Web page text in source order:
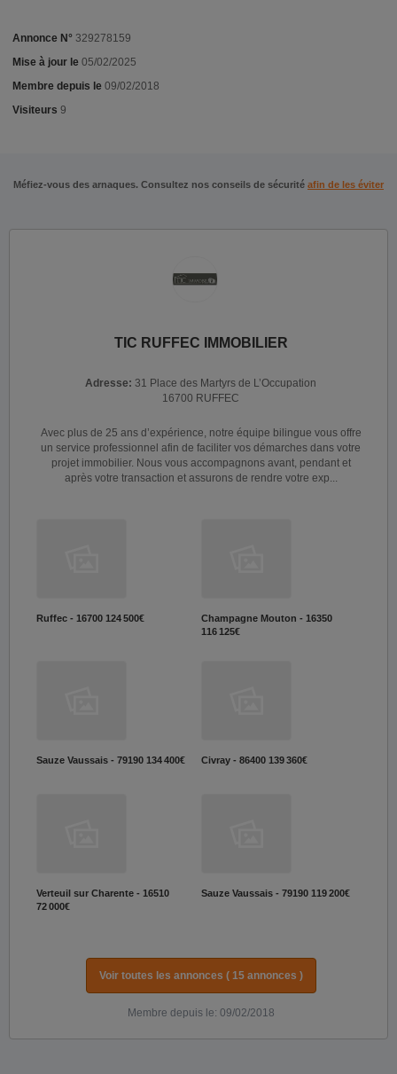
Annonce N° 329278159
Mise à jour le 05/02/2025
Membre depuis le 09/02/2018
Visiteurs 9
Méfiez-vous des arnaques. Consultez nos conseils de sécurité afin de les éviter
TIC RUFFEC IMMOBILIER
Adresse: 31 Place des Martyrs de L’Occupation
16700 RUFFEC
Avec plus de 25 ans d’expérience, notre équipe bilingue vous offre
un service professionnel afin de faciliter vos démarches dans votre
projet immobilier. Nous vous accompagnons avant, pendant et
après votre transaction et assurons de rendre votre exp...
Ruffec - 16700 124 500€
Champagne Mouton - 16350
116 125€
Sauze Vaussais - 79190 134 400€ Civray - 86400 139 360€
Verteuil sur Charente - 16510
72 000€
Sauze Vaussais - 79190 119 200€
Voir toutes les annonces ( 15 annonces )
Membre depuis le: 09/02/2018